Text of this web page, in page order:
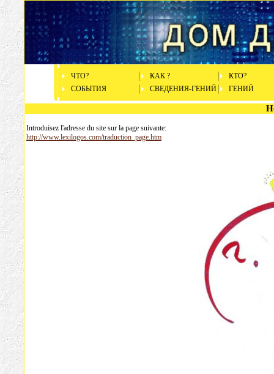
ЧТО? КАК ?
КTO?
СОБЫТИЯ
СВЕДЕНИЯ-ГЕНИЙ ГЕНИЙ
Introduisez l'adresse du site sur la page suivante:
http://www.lexilogos.com/traduction_page.htm